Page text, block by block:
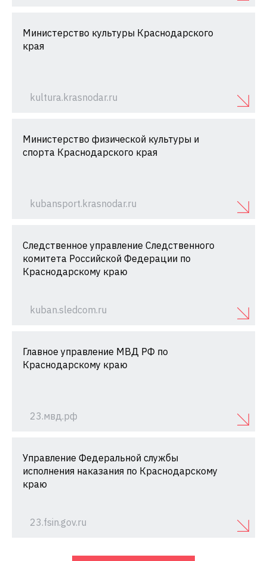
Министерство культуры Краснодарского
края
kultura.krasnodar.ru
Министерство физической культуры и
спорта Краснодарского края
kubansport.krasnodar.ru
Следственное управление Следственного
комитета Российской Федерации по
Краснодарскому краю
kuban.sledcom.ru
Главное управление МВД РФ по
Краснодарскому краю
23.мвд.рф
Управление Федеральной службы
исполнения наказания по Краснодарскому
краю
23.fsin.gov.ru